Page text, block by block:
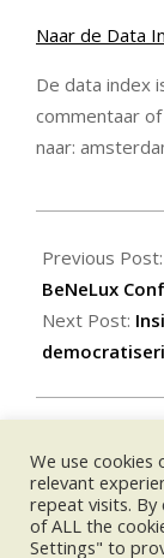
Naar de Data
De data index
commentaar
naar:
07-
02
Previous Post:
BeNeLux
Next Post:
no event
We use
relevant
repeat visits. By
of ALL the
Settings" to